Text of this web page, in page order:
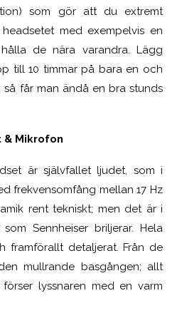
som gör att du extremt
med exempelvis en
de nära varandra. Lägg
till 10 timmar på bara en och
så får man ändå en bra stunds
Mikrofon
är självfallet ljudet, som i
frekvensomfång mellan 17 Hz
rent tekniskt; men det är i
Sennheiser briljerar. Hela
framförallt detaljerat. Från de
mullrande basgången; allt
lyssnaren med en varm